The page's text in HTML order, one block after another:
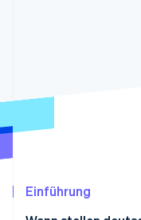
Einführung